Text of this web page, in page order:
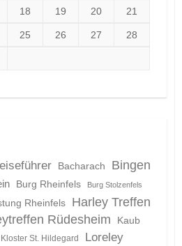
18 19 20 21
25 26 27 28
Bacharach
Bingen
Burg Rheinfels Burg Stolzenfels
Rheinfels
Harley Treffen
Rüdesheim Kaub
Kloster St. Hildegard Loreley